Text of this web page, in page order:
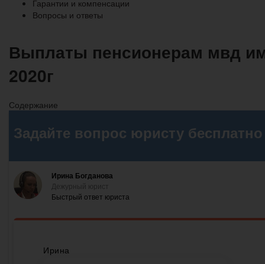
Гарантии и компенсации
Вопросы и ответы
Выплаты пенсионерам мвд
2020г
Содержание